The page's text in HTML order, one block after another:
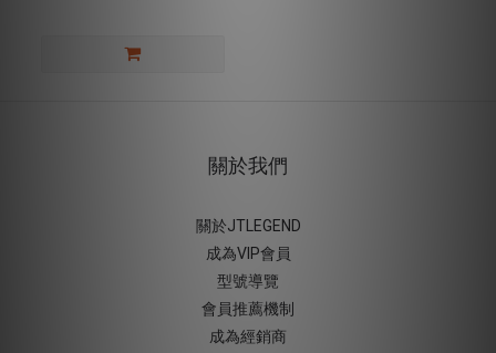
關於我們
關於JTLEGEND
成為VIP會員
型號導覽
會員推薦機制
成為經銷商